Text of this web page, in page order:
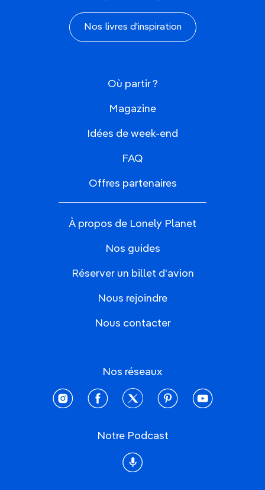
Nos livres d'inspiration
Où partir ?
Magazine
Idées de week-end
FAQ
Offres partenaires
À propos de Lonely Planet
Nos guides
Réserver un billet d'avion
Nous rejoindre
Nous contacter
Nos réseaux
instagramfacebooktwitter pinterestyoutube
Notre Podcast
Podcast